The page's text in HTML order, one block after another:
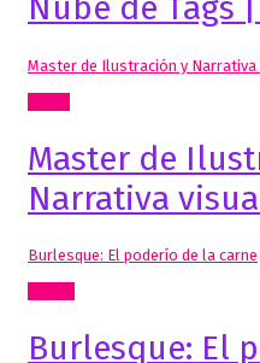
Nube de Tags |
Master de Ilustración y Narrativa
Master de
Narrativa
Burlesque: El poderío de la carne
Burlesque: El